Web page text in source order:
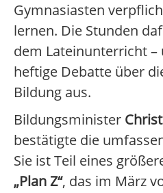
Gymnasiasten
lernen. Die Stunden
dem Lateinunterricht –
heftige Debatte über
Bildung aus.
Bildungsminister
bestätigte die
Sie ist Teil eines
„Plan Z“, das im März